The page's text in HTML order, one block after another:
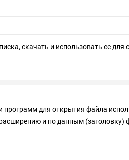
скачать и использовать ее для
программ для открытия файла
и по данным (заголовку)